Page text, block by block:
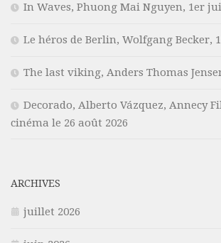
In Waves, Phuong Mai Nguyen, 1er
Le héros de Berlin, Wolfgang Becker,
The last viking, Anders Thomas
Decorado, Alberto Vázquez, Annecy
cinéma le 26 août 2026
ARCHIVES
juillet 2026